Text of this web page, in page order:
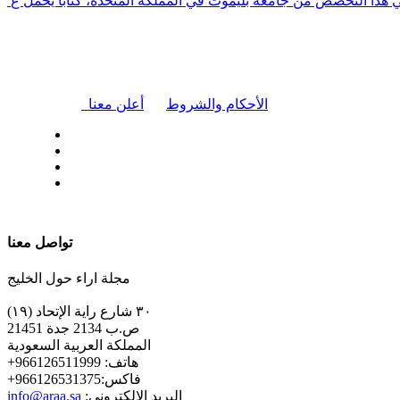
أعلن معنا الأحكام والشروط
تواصل معنا
مجلة اراء حول الخليج
٣٠ شارع راية الإتحاد (١٩)
ص.ب 2134 جدة 21451
المملكة العربية السعودية
+هاتف: 966126511999
+فاكس:966126531375
info@araa.sa :البريد الإلكتروني